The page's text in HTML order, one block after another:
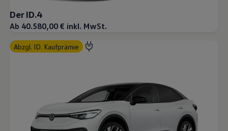
Der ID.4
Ab 40.580,00 € inkl. MwSt.
abzgl. ID. Kaufprämie